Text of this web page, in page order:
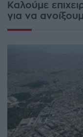
Καλούμε
για να